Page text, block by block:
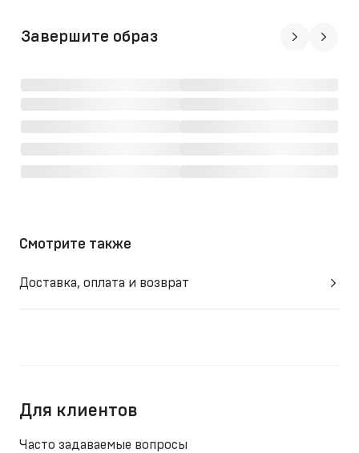
Завершите образ
Смотрите также
Доставка, оплата и возврат
Для клиентов
Часто задаваемые вопросы